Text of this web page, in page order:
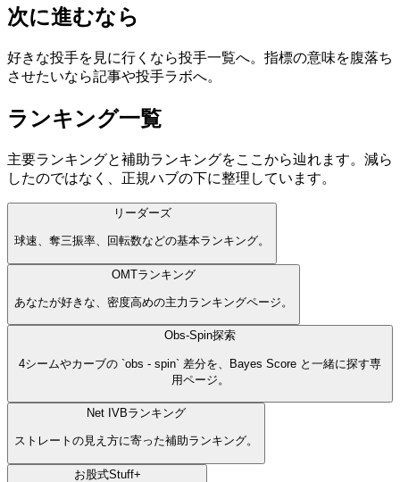
次に進むなら
好きな投手を見に行くなら投手一覧へ。指標の意味を腹落ち
させたいなら記事や投手ラボへ。
ランキング一覧
主要ランキングと補助ランキングをここから辿れます。減ら
したのではなく、正規ハブの下に整理しています。
リーダーズ
球速、奪三振率、回転数などの基本ランキング。
OMTランキング
あなたが好きな、密度高めの主力ランキングページ。
Obs-Spin探索
4シームやカーブの `obs - spin` 差分を、Bayes Score と一緒に探す専
用ページ。
Net IVBランキング
ストレートの見え方に寄った補助ランキング。
お股式Stuff+